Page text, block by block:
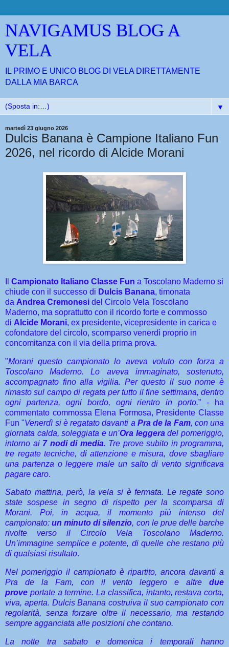
NAVIGAMUS BLOG A
VELA
IL PRIMO E UNICO BLOG DI VELA DIRETTAMENTE
DALLA MIA BARCA
▼
martedì 23 giugno 2026
Dulcis Banana è Campione Italiano Fun
2026, nel ricordo di Alcide Morani
Campionato Italiano Classe Fun a Toscolano Maderno si
chiude con il successo di Dulcis Banana, timonata
da Andrea Cremonesi del Circolo Vela Toscolano
Maderno, ma soprattutto con il ricordo forte e commosso
di Alcide Morani, ex presidente, vicepresidente in carica e
cofondatore del circolo, scomparso venerdì proprio in
concomitanza con il via della prima prova.
"Morani questo campionato lo aveva voluto con forza a
Toscolano Maderno. Lo aveva immaginato, sostenuto,
accompagnato fino alla vigilia. Per questo il suo nome è
rimasto sul campo di regata per tutto il fine settimana, dentro
ogni partenza, ogni bordo, ogni rientro in porto.” - ha
commentato commossa Elena Formosa, Presidente Classe
Fun "Venerdì si è regatato davanti a Pra de la Fam, con una
giornata calda, soleggiata e un’Ora leggeradel pomeriggio,
intorno ai 7 nodi di media. Tre prove subito in programma,
tre regate tecniche, di attenzione e misura, dove sbagliare
una partenza o leggere male un salto di vento significava
pagare caro.
Sabato mattina, però, la vela si è fermata. Le regate sono
state sospese in segno di rispetto per la scomparsa di
Morani. Poi, in acqua, il momento più intenso del
campionato:un minuto di silenzio, con le prue delle barche
rivolte verso il Circolo Vela Toscolano Maderno.
Un’immagine semplice e potente, di quelle che restano più
di qualsiasi risultato.
Nel pomeriggio il campionato è ripartito, ancora davanti a
Pra de la Fam, con il vento leggero e altre due
prove portate a termine. La classifica, intanto, restava corta,
viva, aperta. Dulcis Banana costruiva il suo campionato con
regolarità, senza forzare oltre il necessario, ma restando
sempre agganciata alle posizioni che contano.
La notte tra sabato e domenica i temporali hanno